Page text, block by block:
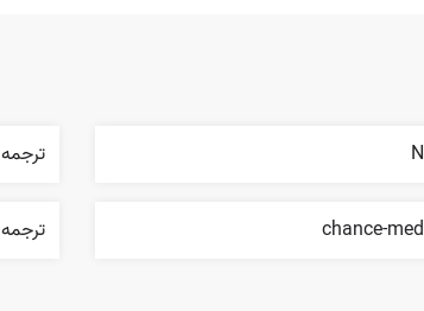
ترجمه Palmer Peninsula
ترجمه date line